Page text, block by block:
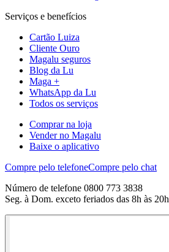
Serviços e benefícios
Cartão Luiza
Cliente Ouro
Magalu seguros
Blog da Lu
Maga +
WhatsApp da Lu
Todos os serviços
Comprar na loja
Vender no Magalu
Baixe o aplicativo
Compre pelo telefoneCompre pelo chat
Número de telefone 0800 773 3838
Seg. à Dom. exceto feriados das 8h às 20h